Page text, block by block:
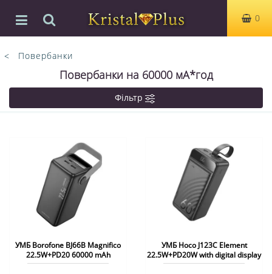
0
Повербанки
Повербанки на 60000 мА*год
Фільтр
УМБ Borofone BJ66B Magnifico
22.5W+PD20 60000 mAh
УМБ Hoco J123C Element
22.5W+PD20W with digital display
60000 mAh